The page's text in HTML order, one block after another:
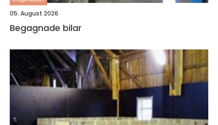
05. August 2026
Begagnade bilar